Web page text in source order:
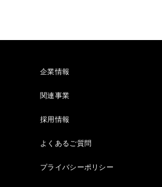
企業情報
関連事業
採用情報
よくあるご質問
プライバシーポリシー